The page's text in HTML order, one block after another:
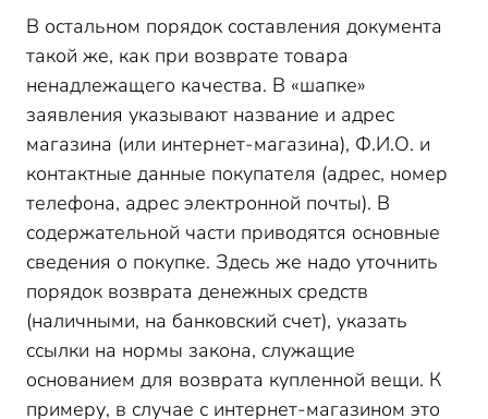
В остальном порядок составления документа
такой же, как при возврате товара
ненадлежащего качества. В «шапке»
заявления указывают название и адрес
магазина (или интернет-магазина), Ф.И.О. и
контактные данные покупателя (адрес, номер
телефона, адрес электронной почты). В
содержательной части приводятся основные
сведения о покупке. Здесь же надо уточнить
порядок возврата денежных средств
(наличными, на банковский счет), указать
ссылки на нормы закона, служащие
основанием для возврата купленной вещи. К
примеру, в случае с интернет-магазином это